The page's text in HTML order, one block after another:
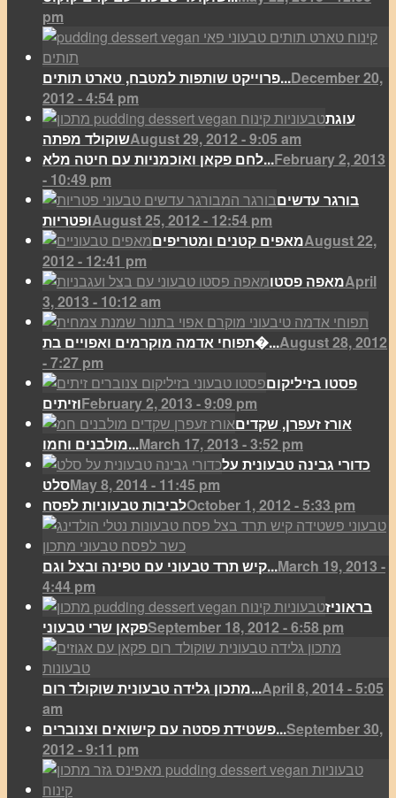
pm
פרוייקט שותפות למטבח, טארט תותים...December 20,
2012 - 4:54 pm
עוגת
שוקולד מפתהAugust 29, 2012 - 9:05 am
לחם פקאן ואוכמניות עם חיטה מלא...February 2, 2013
- 10:49 pm
בורגר עדשים
ופטריותAugust 25, 2012 - 12:54 pm
מאפים קטנים ומטריפיםAugust 22,
2012 - 12:41 pm
מאפה פסטוApril
3, 2013 - 10:12 am
תפוחי אדמה מוקרמים ואפויים בת�...August 28, 2012
- 7:27 pm
פסטו בזיליקום
וזיתיםFebruary 2, 2013 - 9:09 pm
אורז זעפרן, שקדים
מולבנים וחמו...March 17, 2013 - 3:52 pm
כדורי גבינה טבעונית על
סלטMay 8, 2014 - 11:45 pm
לביבות טבעוניות לפסחOctober 1, 2012 - 5:33 pm
קיש תרד טבעוני עם טפינה ובצל וגם...March 19, 2013 -
4:44 pm
בראוניז
פקאן שרי טבעוניSeptember 18, 2012 - 6:58 pm
מתכון גלידה טבעונית שוקולד רום...April 8, 2014 - 5:05
am
פשטידת פסטה עם קישואים וצנוברים...September 30,
2012 - 9:11 pm